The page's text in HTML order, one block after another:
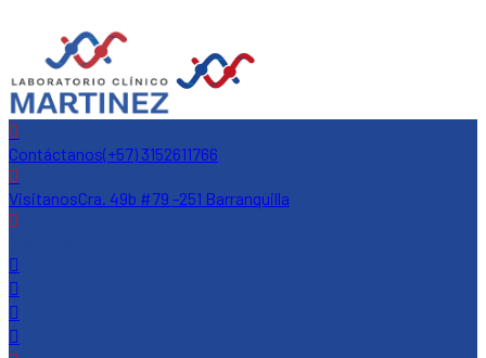
Contáctanos(+57) 3152611766
VisitanosCra. 49b #79 -251 Barranquilla